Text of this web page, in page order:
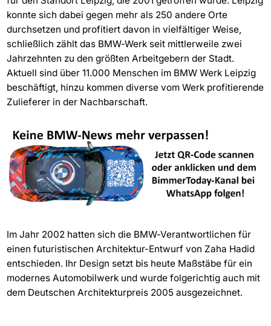
konnte sich dabei gegen mehr als 250 andere Orte
durchsetzen und profitiert davon in vielfältiger Weise,
schließlich zählt das BMW-Werk seit mittlerweile zwei
Jahrzehnten zu den größten Arbeitgebern der Stadt.
Aktuell sind über 11.000 Menschen im BMW Werk Leipzig
beschäftigt, hinzu kommen diverse vom Werk profitierende
Zulieferer in der Nachbarschaft.
Im Jahr 2002 hatten sich die BMW-Verantwortlichen für
einen futuristischen Architektur-Entwurf von Zaha Hadid
entschieden. Ihr Design setzt bis heute Maßstäbe für ein
modernes Automobilwerk und wurde folgerichtig auch mit
dem Deutschen Architekturpreis 2005 ausgezeichnet.